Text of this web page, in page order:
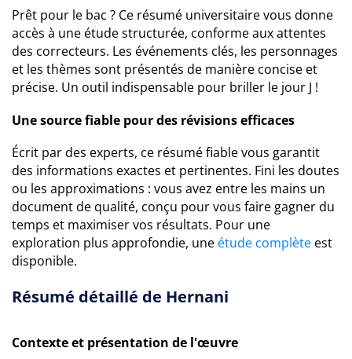
Prêt pour le bac ? Ce résumé universitaire vous donne
accès à une étude structurée, conforme aux attentes
des correcteurs. Les événements clés, les personnages
et les thèmes sont présentés de manière concise et
précise. Un outil indispensable pour briller le jour J !
Une source fiable pour des révisions efficaces
Écrit par des experts, ce résumé fiable vous garantit
des informations exactes et pertinentes. Fini les doutes
ou les approximations : vous avez entre les mains un
document de qualité, conçu pour vous faire gagner du
temps et maximiser vos résultats. Pour une
exploration plus approfondie, une étude complète est
disponible.
Résumé détaillé de Hernani
Contexte et présentation de l'œuvre